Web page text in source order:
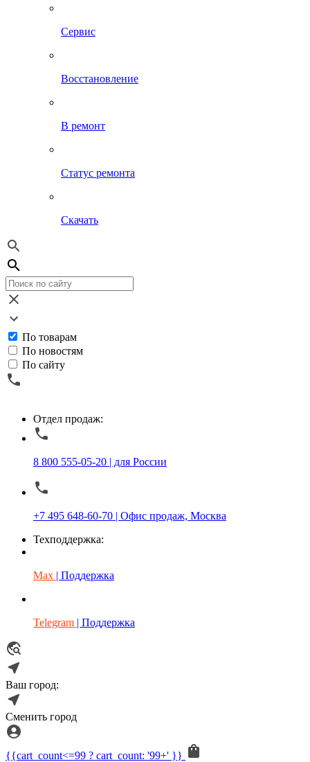
Сервис
Восстановление
В ремонт
Статус ремонта
Скачать
По товарам
По новостям
По сайту
Отдел продаж:
8 800 555-05-20 | для России
+7 495 648-60-70 | Офис продаж, Москва
Техподдержка:
Max | Поддержка
Telegram | Поддержка
Ваш город:
Сменить город
{{cart_count<=99 ? cart_count: '99+' }}